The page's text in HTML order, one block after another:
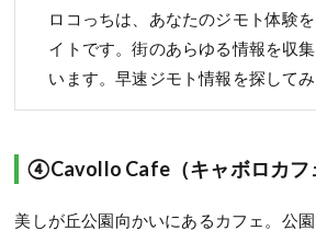
ロコっちは、あなたのジモト体験
イトです。街のあらゆる情報を収
います。早速ジモト情報を探してみ
④Cavollo Cafe（キャボロカフ
美しが丘公園向かいにあるカフェ。公